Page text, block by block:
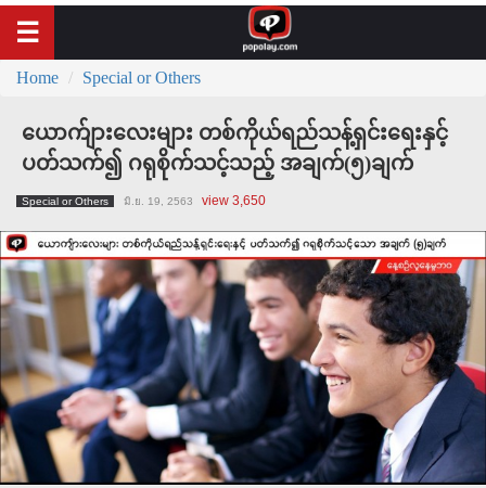
Home Special or Others
ယောက်ျားလေးများ တစ်ကိုယ်ရည်သန့်ရှင်းရေးနှင့်
ပတ်သက်၍ ဂရုစိုက်သင့်သည့် အချက်(၅)ချက်
Special or Others มิ.ย. 19, 2563 view 3,650